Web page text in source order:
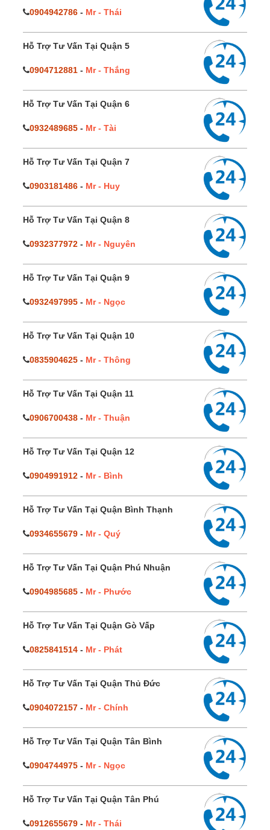
0904942786 - Mr - Thái
Hỗ Trợ Tư Vấn Tại Quận 5
0904712881 - Mr - Thắng
Hỗ Trợ Tư Vấn Tại Quận 6
0932489685 - Mr - Tài
Hỗ Trợ Tư Vấn Tại Quận 7
0903181486 - Mr - Huy
Hỗ Trợ Tư Vấn Tại Quận 8
0932377972 - Mr - Nguyên
Hỗ Trợ Tư Vấn Tại Quận 9
0932497995 - Mr - Ngọc
Hỗ Trợ Tư Vấn Tại Quận 10
0835904625 - Mr - Thông
Hỗ Trợ Tư Vấn Tại Quận 11
0906700438 - Mr - Thuận
Hỗ Trợ Tư Vấn Tại Quận 12
0904991912 - Mr - Bình
Hỗ Trợ Tư Vấn Tại Quận Bình Thạnh
0934655679 - Mr - Quý
Hỗ Trợ Tư Vấn Tại Quận Phú Nhuận
0904985685 - Mr - Phước
Hỗ Trợ Tư Vấn Tại Quận Gò Vấp
0825841514 - Mr - Phát
Hỗ Trợ Tư Vấn Tại Quận Thủ Đức
0904072157 - Mr - Chính
Hỗ Trợ Tư Vấn Tại Quận Tân Bình
0904744975 - Mr - Ngọc
Hỗ Trợ Tư Vấn Tại Quận Tân Phú
0912655679 - Mr - Thái